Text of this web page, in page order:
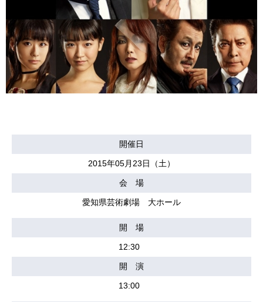
開催日
2015年05月23日（土）
会 場
愛知県芸術劇場 大ホール
開 場
12:30
開 演
13:00